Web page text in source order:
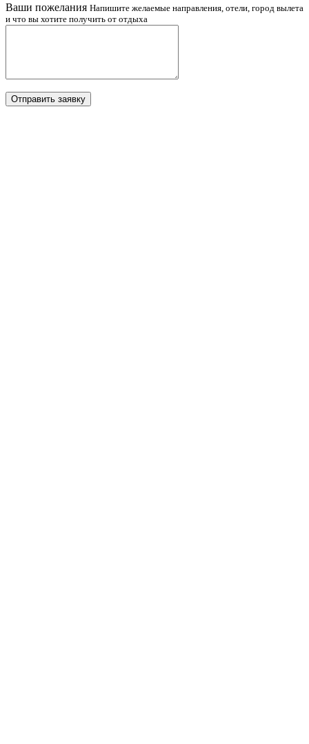
Ваши пожелания Напишите желаемые направления, отели, город вылета
и что вы хотите получить от отдыха